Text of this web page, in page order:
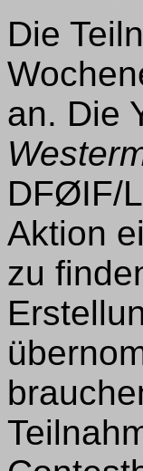
Die
an. Die
DFØIF/
Aktion
zu